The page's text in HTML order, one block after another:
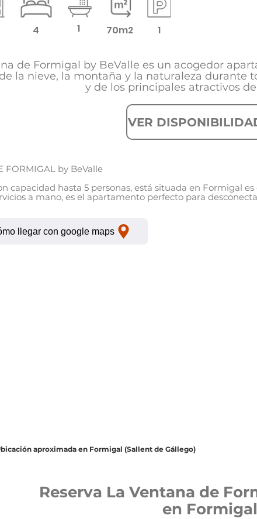
4 1 70m2 1
de Formigal by BeValle es un acogedor
la nieve, la montaña y la naturaleza durante
y de los principales atractivos
VER
FORMIGAL by BeValle
capacidad hasta 5 personas, está situada en Formigal
a mano, es el apartamento perfecto para
estancia el Equipo de BeValle estará a vuestra
aproximada en Formigal (Sallent de Gállego)
llegar con google maps
Reserva La Ventana de
en Formigal